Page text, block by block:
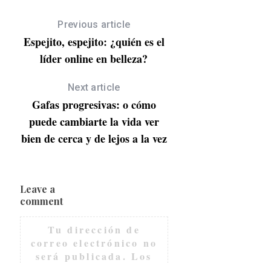
Previous article
Espejito, espejito: ¿quién es el
líder online en belleza?
Next article
Gafas progresivas: o cómo
puede cambiarte la vida ver
bien de cerca y de lejos a la vez
Leave a
comment
Tu dirección de
correo electrónico no
será publicada. Los